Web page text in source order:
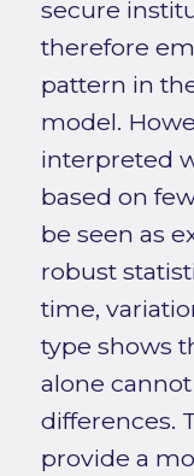
secure
therefore
pattern in
model.
interpreted
based on
be seen as
robust
time,
type shows
alone
differences.
provide a